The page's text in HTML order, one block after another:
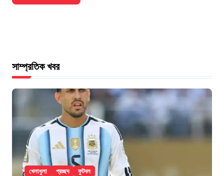
সাম্প্রতিক খবর
খেলাধুলা প্রচ্ছদ ফুটবল